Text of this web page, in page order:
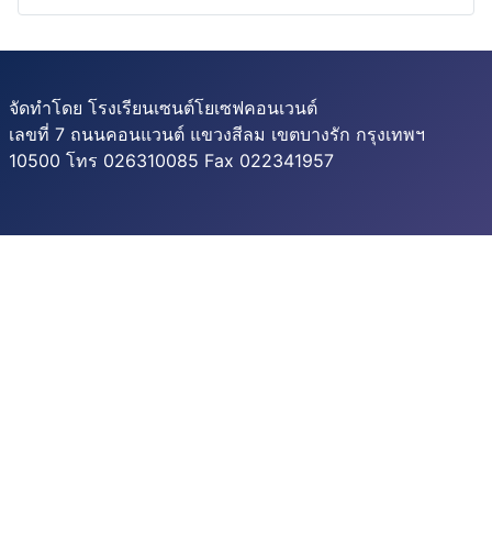
จัดทำโดย โรงเรียนเซนต์โยเซฟคอนเวนต์
เลขที่ 7 ถนนคอนแวนต์ แขวงสีลม เขตบางรัก กรุงเทพฯ
10500 โทร 026310085 Fax 022341957